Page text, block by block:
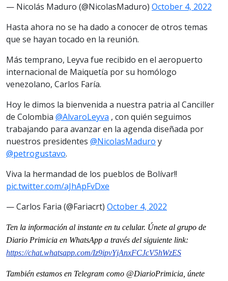
— Nicolás Maduro (@NicolasMaduro) October 4, 2022
Hasta ahora no se ha dado a conocer de otros temas
que se hayan tocado en la reunión.
Más temprano, Leyva fue recibido en el aeropuerto
internacional de Maiquetía por su homólogo
venezolano, Carlos Faría.
Hoy le dimos la bienvenida a nuestra patria al Canciller
de Colombia @AlvaroLeyva , con quién seguimos
trabajando para avanzar en la agenda diseñada por
nuestros presidentes @NicolasMaduro y
@petrogustavo.
Viva la hermandad de los pueblos de Bolívar!!
pic.twitter.com/aJhApFvDxe
— Carlos Faria (@Fariacrt) October 4, 2022
Ten la información al instante en tu celular. Únete al grupo de
Diario Primicia en WhatsApp a través del siguiente link:
https://chat.whatsapp.com/Iz9ipvYjAnxFCJcV5hWzES
También estamos en Telegram como @DiarioPrimicia, únete